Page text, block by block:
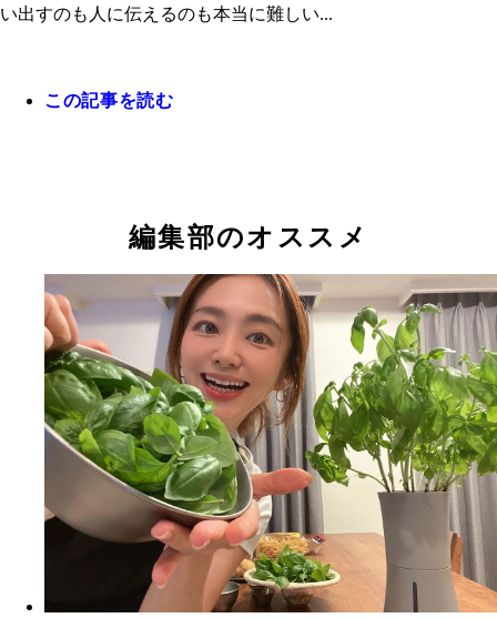
い出すのも人に伝えるのも本当に難しい...
この記事を読む
編集部のオススメ